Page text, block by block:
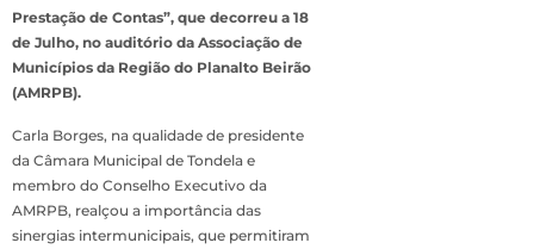
Prestação de Contas”, que decorreu a 18
de Julho, no auditório da Associação de
Municípios da Região do Planalto Beirão
(AMRPB).
Carla Borges, na qualidade de presidente
da Câmara Municipal de Tondela e
membro do Conselho Executivo da
AMRPB, realçou a importância das
sinergias intermunicipais, que permitiram